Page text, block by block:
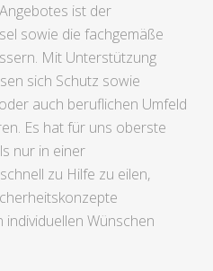
ist der
sowie die fachgemäße
Mit Unterstützung
sich Schutz sowie
auch beruflichen Umfeld
Es hat für uns oberste
nur in einer
zu Hilfe zu eilen,
Wünschen